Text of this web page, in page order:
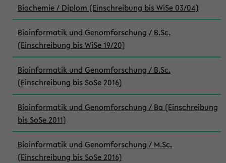
Biochemie / Diplom (Einschreibung bis WiSe 03/04)
Bioinformatik und Genomforschung / B.Sc.
(Einschreibung bis WiSe 19/20)
Bioinformatik und Genomforschung / B.Sc.
(Einschreibung bis SoSe 2016)
Bioinformatik und Genomforschung / Ba (Einschreibung
bis SoSe 2011)
Bioinformatik und Genomforschung / M.Sc.
(Einschreibung bis SoSe 2016)